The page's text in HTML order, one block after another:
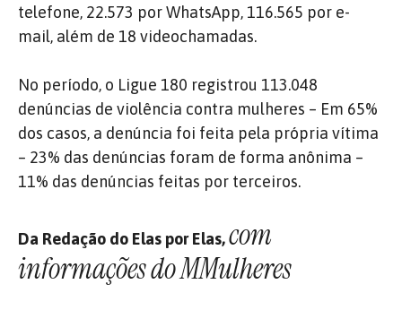
telefone, 22.573 por WhatsApp, 116.565 por e-
mail, além de 18 videochamadas.
No período, o Ligue 180 registrou 113.048
denúncias de violência contra mulheres – Em 65%
dos casos, a denúncia foi feita pela própria vítima
– 23% das denúncias foram de forma anônima –
11% das denúncias feitas por terceiros.
Da Redação do Elas por Elas,com
informações do MMulheres